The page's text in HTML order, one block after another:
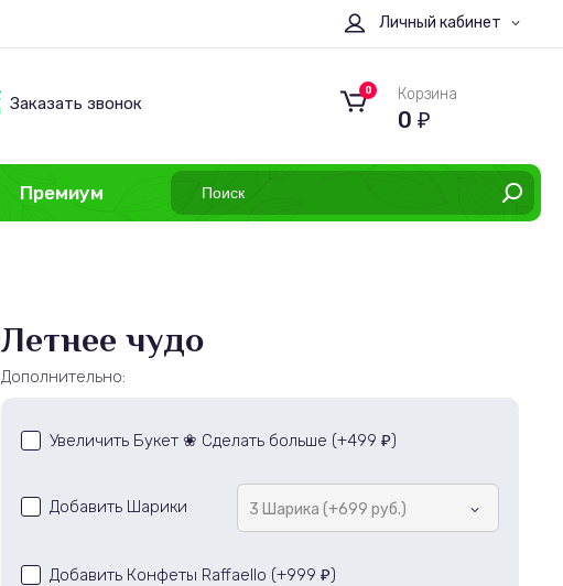
Личный кабинет
Заказать звонок
0 Корзина
0 ₽
Премиум
Летнее чудо
Дополнительно:
Увеличить Букет ❀ Сделать больше (+499 ₽)
Добавить Шарики 3 Шарика (+699 руб.)
Добавить Конфеты Raffaello (+999 ₽)